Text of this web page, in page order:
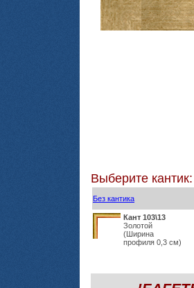
Выберите кантик:
Без кантика
Кант 103\13
Золотой
(Ширина
профиля 0,3 см)